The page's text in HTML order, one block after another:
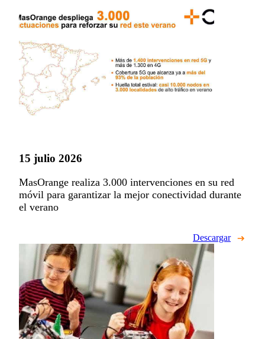
15 julio 2026
MasOrange realiza 3.000 intervenciones en su red
móvil para garantizar la mejor conectividad durante
el verano
Descargar